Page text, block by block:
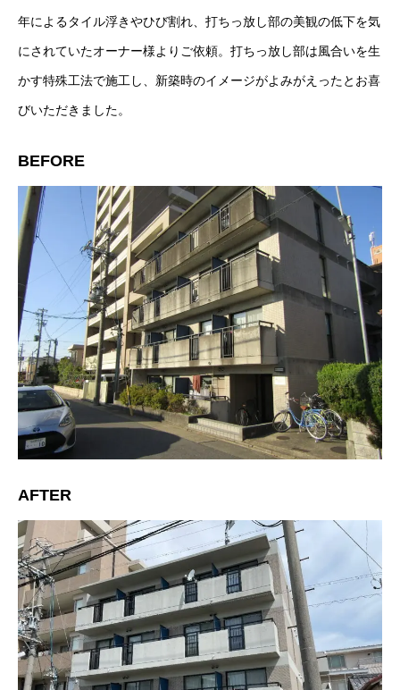
年によるタイル浮きやひび割れ、打ちっ放し部の美観の低下を気
にされていたオーナー様よりご依頼。打ちっ放し部は風合いを生
かす特殊工法で施工し、新築時のイメージがよみがえったとお喜
びいただきました。
BEFORE
AFTER